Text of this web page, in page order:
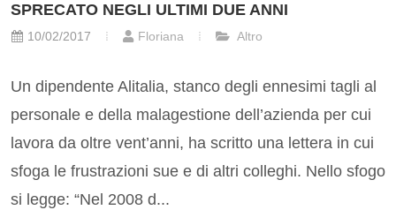
SPRECATO NEGLI ULTIMI DUE ANNI
10/02/2017 Floriana Altro
Un dipendente Alitalia, stanco degli ennesimi tagli al
personale e della malagestione dell’azienda per cui
lavora da oltre vent’anni, ha scritto una lettera in cui
sfoga le frustrazioni sue e di altri colleghi. Nello sfogo
si legge: “Nel 2008 d...